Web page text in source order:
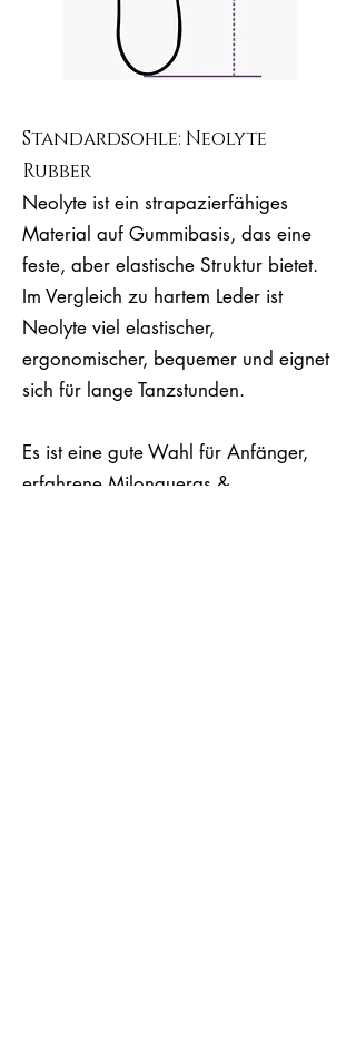
Standardsohle: Neolyte
Rubber
Neolyte ist ein strapazierfähiges
Material auf Gummibasis, das eine
feste, aber elastische Struktur bietet.
Im Vergleich zu hartem Leder ist
Neolyte viel elastischer,
ergonomischer, bequemer und eignet
sich für lange Tanzstunden.
Es ist eine gute Wahl für Anfänger,
erfahrene Milongueras &